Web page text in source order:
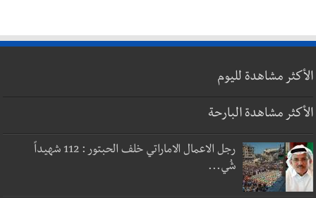
الأكثر مشاهدة لليوم
الأكثر مشاهدة البارحة
رجل الاعمال الاماراتي خلف الحبتور : 112 شهيداً
شُي...